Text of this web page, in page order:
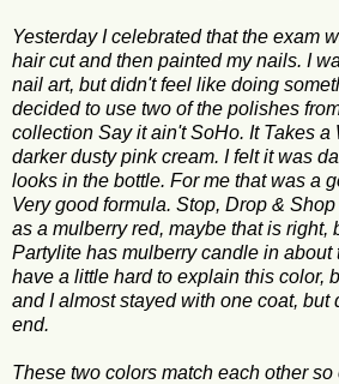
Yesterday I celebrated that the exam
hair cut and then painted my nails. I
nail art, but didn't feel like doing
decided to use two of the polishes
collection Say it ain't SoHo. It Takes a
darker dusty pink cream. I felt it was
looks in the bottle. For me that was a
Very good formula. Stop, Drop &
as a mulberry red, maybe that is right,
Partylite has mulberry candle in about
have a little hard to explain this color,
and I almost stayed with one coat, but
end.
These two colors match each other